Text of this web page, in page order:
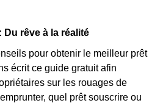
Du rêve à la réalité
pour obtenir le meilleur prêt
écrit ce guide gratuit afin
sur les rouages de
quel prêt souscrire ou